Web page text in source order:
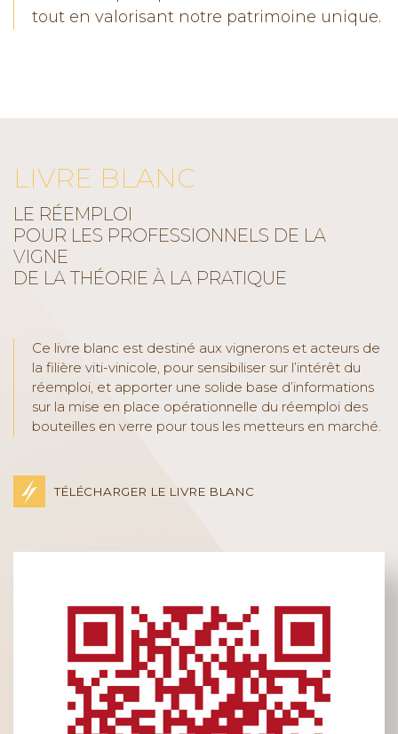
tout en valorisant notre patrimoine unique.
LIVRE BLANC
LE RÉEMPLOI
POUR LES PROFESSIONNELS DE LA
VIGNE
DE LA THÉORIE À LA PRATIQUE
Ce livre blanc est destiné aux vignerons et acteurs de
la filière viti-vinicole, pour sensibiliser sur l’intérêt du
réemploi, et apporter une solide base d’informations
sur la mise en place opérationnelle du réemploi des
bouteilles en verre pour tous les metteurs en marché.
TÉLÉCHARGER LE LIVRE BLANC